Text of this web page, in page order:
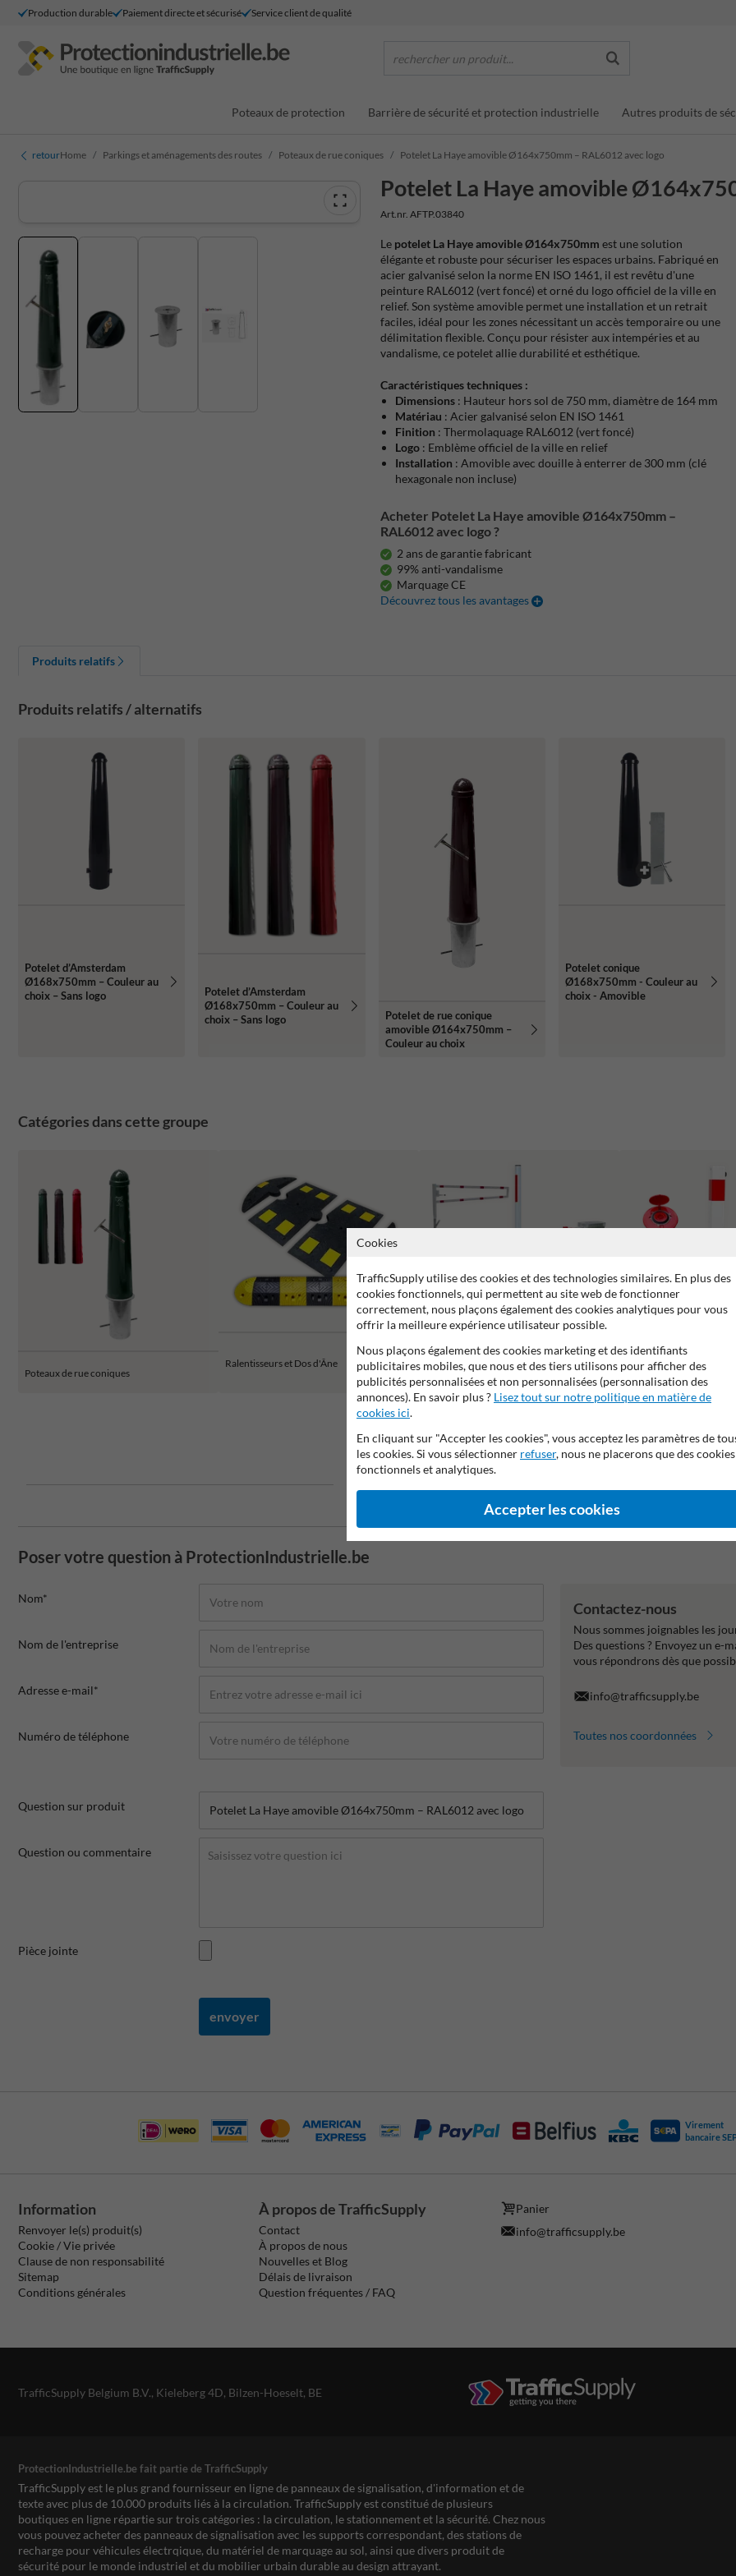
Production durable Paiement directe et sécurisé Service client de qualité
rechercher un produit...
Poteaux de protection Barrière de sécurité et protection industrielle Autres produits de
retourHome Parkings et aménagements des routes Poteaux de rue coniques Potelet La Haye amovible Ø164x750mm – RAL6012 avec logo
Potelet La Haye amovible
Art.nr. AFTP.03840
Le potelet La Haye amovible Ø164x750mm est une solution
élégante et robuste pour sécuriser les espaces urbains. Fabriqué en
acier galvanisé selon la norme EN ISO 1461, il est revêtu d'une
peinture RAL6012 (vert foncé) et orné du logo officiel de la ville en
relief. Son système amovible permet une installation et un retrait
faciles, idéal pour les zones nécessitant un accès temporaire ou une
délimitation flexible. Conçu pour résister aux intempéries et au
vandalisme, ce potelet allie durabilité et esthétique.
Caractéristiques techniques :
Dimensions : Hauteur hors sol de 750 mm, diamètre de 164 mm
Matériau :Acier galvanisé selon EN ISO 1461
Finition :Thermolaquage RAL6012 (vert foncé)
Logo : Emblème officiel de la ville en relief
Installation :Amovible avec douille à enterrer de 300 mm (clé
hexagonale non incluse)
Acheter Potelet La Haye amovible Ø164x750mm –
RAL6012 avec logo ?
2 ans de garantie fabricant
99% anti-vandalisme
Marquage CE
Découvrez tous les avantages
Produits relatifs
Produits relatifs / alternatifs
Potelet d’Amsterdam
Ø168x750mm – Couleur au
choix – Sans logo
Potelet d’Amsterdam
Ø168x750mm – Couleur au
choix – Sans logo
Potelet de rue conique
amovible Ø164x750mm –
Couleur au choix
Potelet conique
Ø168x750mm - Couleur au
choix - Amovible
Catégories dans cette groupe
Poteaux de rue coniques
Ralentisseurs et Dos d'Âne
Barrières Levantes et Tournantes pour
Parkings et Aménagements Routiers
Poteaux de parking
Poser votre question à ProtectionIndustrielle.be
Nom*
Nom de l'entreprise
Adresse e-mail*
Numéro de téléphone
Question sur produit
Question ou commentaire
Pièce jointe
envoyer
Contactez-nous
Nous sommes joignables les
Des questions ? Envoyez un e-
vous répondrons dès que
info@trafficsupply.be
Toutes nos coordonnées
Virement
bancaire
Information
Renvoyer le(s) produit(s)
Cookie / Vie privée
Clause de non responsabilité
Sitemap
Conditions générales
À propos de TrafficSupply
Contact
À propos de nous
Nouvelles et Blog
Délais de livraison
Question fréquentes / FAQ
Panier
info@trafficsupply.be
TrafficSupply Belgium B.V., Kieleberg 4D, Bilzen-Hoeselt, BE
ProtectionIndustrielle.be fait partie de TrafficSupply
TrafficSupply est le plus grand fournisseur en ligne de panneaux de signalisation, d'information et de
texte avec plus de 10.000 produits liés à la circulation. TrafficSupply est constitué de plusieurs
boutiques en ligne répartie sur trois catégories : la circulation, le stationnement et la sécurité. Chez nous
vous pouvez acheter des panneaux de signalisation avec les supports correspondant, des stations de
recharge pour véhicules électrqique, du matériel de marquage au sol, ainsi que divers produit de
sécurité pour le monde industriel et du mobilier urbain durable au design attrayant.
Cookies
TrafficSupply utilise des cookies et des technologies similaires. En plus des
cookies fonctionnels, qui permettent au site web de fonctionner
correctement, nous plaçons également des cookies analytiques pour vous
offrir la meilleure expérience utilisateur possible.
Nous plaçons également des cookies marketing et des identifiants
publicitaires mobiles, que nous et des tiers utilisons pour afficher des
publicités personnalisées et non personnalisées (personnalisation des
annonces). En savoir plus ? Lisez tout sur notre politique en matière de
cookies ici.
En cliquant sur "Accepter les cookies", vous acceptez les paramètres de
les cookies. Si vous sélectionner refuser, nous ne placerons que des cookies
fonctionnels et analytiques.
Accepter les cookies